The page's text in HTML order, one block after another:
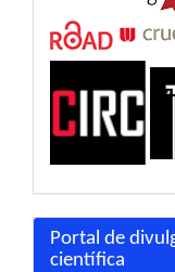
Portal de
científica